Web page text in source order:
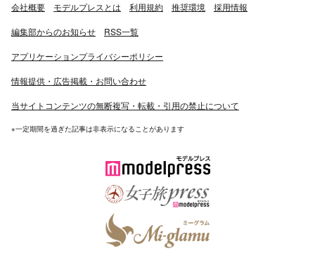
会社概要 モデルプレスとは 利用規約 推奨環境 採用情報
編集部からのお知らせ RSS一覧
アプリケーションプライバシーポリシー
情報提供・広告掲載・お問い合わせ
当サイトコンテンツの無断複写・転載・引用の禁止について
※一定期間を過ぎた記事は非表示になることがあります